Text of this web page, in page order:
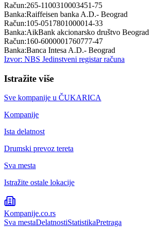
Račun:265-1100310003451-75
Banka:Raiffeisen banka A.D.- Beograd
Račun:105-0517801000014-33
Banka:AikBank akcionarsko društvo Beograd
Račun:160-6000001760777-47
Banka:Banca Intesa A.D.- Beograd
Izvor: NBS Jedinstveni registar računa
Istražite više
Sve kompanije u ČUKARICA
Kompanije
Ista delatnost
Drumski prevoz tereta
Sva mesta
Istražite ostale lokacije
Kompanije.co.rs
Sva mestaDelatnostiStatistikaPretraga